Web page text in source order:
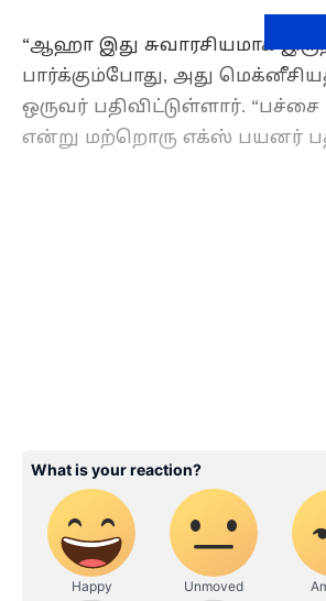
“ஆஹா இது சுவாரசியமாக
பார்க்கும்போது, அது
ஒருவர் பதிவிட்டுள்ளார்.
என்று மற்றொரு எக்ஸ் பயனர்